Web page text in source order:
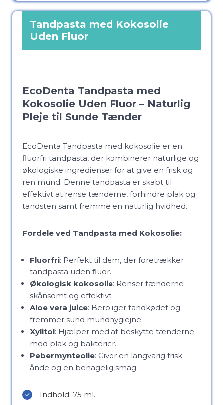
Tandpasta med Kokosolie
Uden Fluor
EcoDenta Tandpasta med
Kokosolie Uden Fluor – Naturlig
Pleje til Sunde Tænder
EcoDenta Tandpasta med kokosolie er en
fluorfri tandpasta, der kombinerer naturlige og
økologiske ingredienser for at give en frisk og
ren mund. Denne tandpasta er skabt til
effektivt at rense tænderne, forhindre plak og
tandsten samt fremme en naturlig hvidhed.
Fordele ved Tandpasta med Kokosolie:
Fluorfri: Perfekt til dem, der foretrækker
tandpasta uden fluor.
Økologisk kokosolie: Renser tænderne
skånsomt og effektivt.
Aloe vera juice: Beroliger tandkødet og
fremmer sund mundhygiejne.
Xylitol: Hjælper med at beskytte tænderne
mod plak og bakterier.
Pebermynteolie: Giver en langvarig frisk
ånde og en behagelig smag.
Indhold: 75 ml.